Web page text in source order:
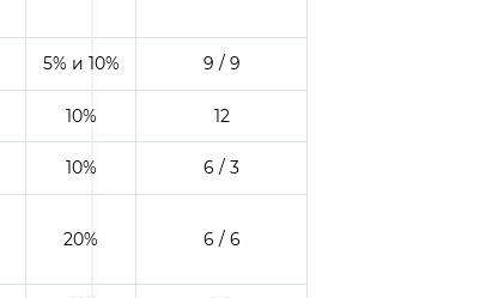
5% и 10% 9 / 9
10% 12
10% 6 / 3
20% 6 / 6